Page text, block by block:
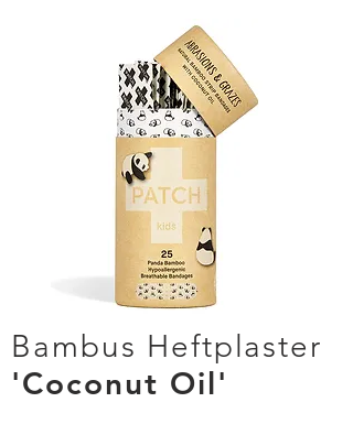
Bambus Heftplaster
'Coconut Oil'